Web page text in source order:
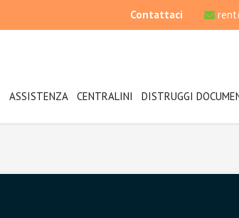
Contattaci
ASSISTENZA CENTRALINI DISTRUGGI